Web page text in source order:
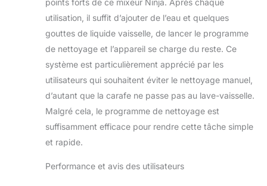
Soupeuse Ninja
Foodi, cruche en
verre résistant à la
chaleur
(remplissage
maximal : 1,7L froid,
1,4L chaud), tamper,
brosse de
nettoyage, base du
moteur 1000W,
P20cm. Poids :
points forts de ce mixeur Ninja. Après chaque
utilisation, il suffit d’ajouter de l’eau et quelques
gouttes de liquide vaisselle, de lancer le programme
de nettoyage et l’appareil se charge du reste. Ce
système est particulièrement apprécié par les
utilisateurs qui souhaitent éviter le nettoyage manuel,
d’autant que la carafe ne passe pas au lave-vaisselle.
Malgré cela, le programme de nettoyage est
suffisamment efficace pour rendre cette tâche simple
et rapide.
Performance et avis des utilisateurs